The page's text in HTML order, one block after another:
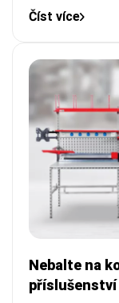
Číst více
Nebalte na
příslušenství